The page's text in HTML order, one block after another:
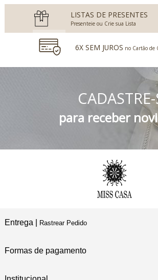
LISTAS DE PRESENTES
Presenteie ou Crie sua Lista
6X SEM JUROS no Cartão de
no Boleto
FRETE GRÁTIS Consulte o
para receber
Entrega | Rastrear Pedido
Formas de pagamento